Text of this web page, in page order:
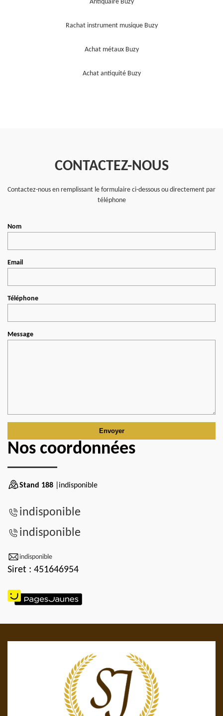
Antiquaire Buzy
Rachat instrument musique Buzy
Achat métaux Buzy
Achat antiquité Buzy
CONTACTEZ-NOUS
Contactez-nous en remplissant le formulaire ci-dessous ou directement par
téléphone
Nom
Email
Téléphone
Message
Nos coordonnées
Stand 188 |indisponible
indisponible
indisponible
indisponible
Siret : 451646954